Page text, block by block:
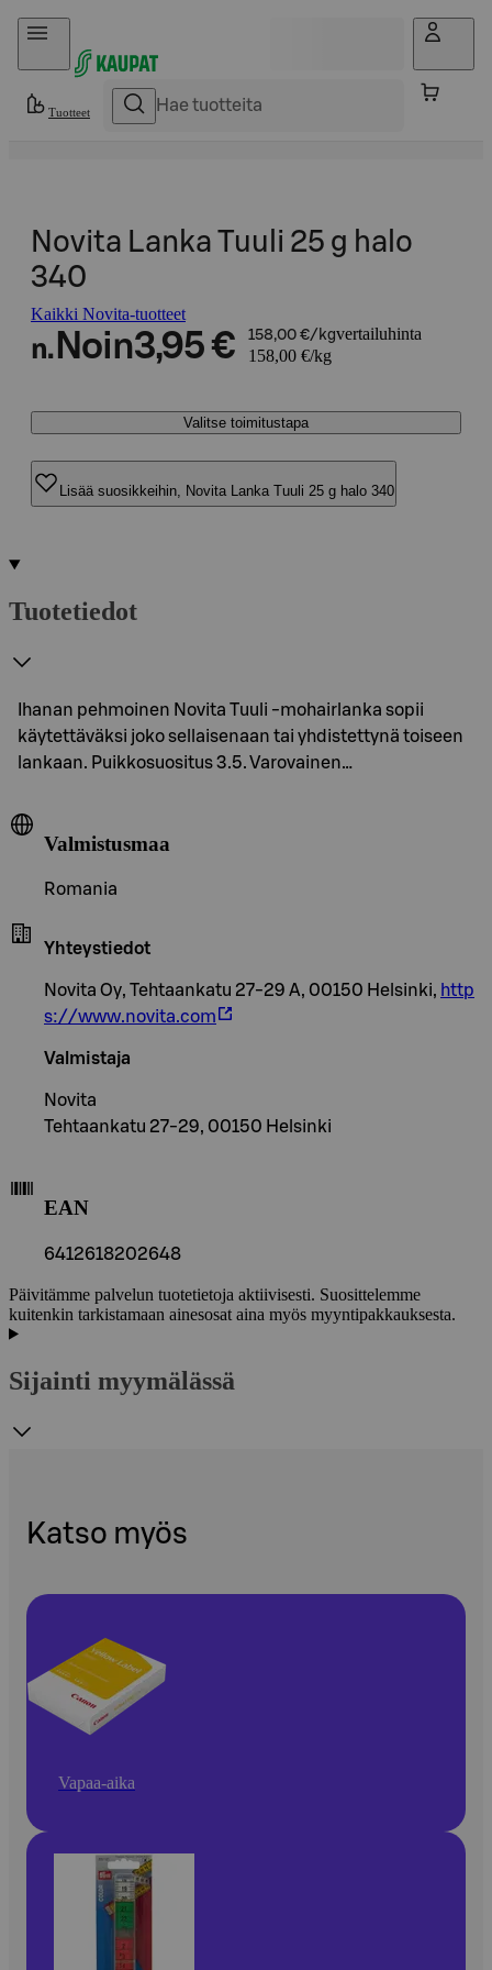
Hyppää sisältöön
Tuotteet
Novita Lanka Tuuli 25 g halo
340
Kaikki Novita-tuotteet
n. Noin3,95 € 158,00 €/kgvertailuhinta
158,00 €/kg
Valitse toimitustapa
Lisää suosikkeihin, Novita Lanka Tuuli 25 g halo 340
Tuotetiedot
Ihanan pehmoinen Novita Tuuli -mohairlanka sopii
käytettäväksi joko sellaisenaan tai yhdistettynä toiseen
lankaan. Puikkosuositus 3.5. Varovainen…
Valmistusmaa
Romania
Yhteystiedot
Novita Oy, Tehtaankatu 27-29 A, 00150 Helsinki, http
s://www.novita.com
Valmistaja
Novita
Tehtaankatu 27-29, 00150 Helsinki
EAN
6412618202648
Päivitämme palvelun tuotetietoja aktiivisesti. Suosittelemme
kuitenkin tarkistamaan ainesosat aina myös myyntipakkauksesta.
Sijainti myymälässä
Katso myös
Vapaa-aika